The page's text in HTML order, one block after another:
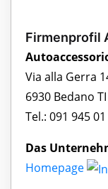
Firmenprofil
Via alla Gerra
6930 Bedano TI
Tel.: 091 945 01
Das
Homepage